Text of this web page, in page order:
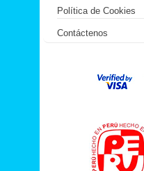
Política de Cookies
Contáctenos